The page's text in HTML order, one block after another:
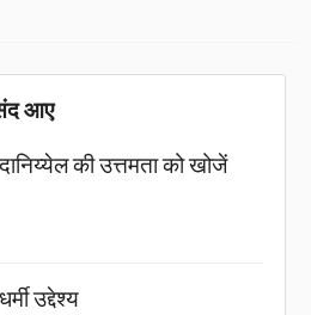
आए
दानिय्येल की उत्तमता को खोजें
धर्मी उद्देश्य